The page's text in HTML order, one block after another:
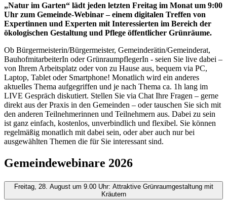
„Natur im Garten“ lädt jeden letzten Freitag im Monat um 9:00
Uhr zum Gemeinde-Webinar – einem digitalen Treffen von
Expertinnen und Experten mit Interessierten im Bereich der
ökologischen Gestaltung und Pflege öffentlicher Grünräume.
Ob Bürgermeisterin/Bürgermeister, Gemeinderätin/Gemeinderat,
BauhofmitarbeiterIn oder GrünraumpflegerIn - seien Sie live dabei –
von Ihrem Arbeitsplatz oder von zu Hause aus, bequem via PC,
Laptop, Tablet oder Smartphone! Monatlich wird ein anderes
aktuelles Thema aufgegriffen und je nach Thema ca. 1h lang im
LIVE Gespräch diskutiert. Stellen Sie via Chat Ihre Fragen – gerne
direkt aus der Praxis in den Gemeinden – oder tauschen Sie sich mit
den anderen Teilnehmerinnen und Teilnehmern aus. Dabei zu sein
ist ganz einfach, kostenlos, unverbindlich und flexibel. Sie können
regelmäßig monatlich mit dabei sein, oder aber auch nur bei
ausgewählten Themen die für Sie interessant sind.
Gemeindewebinare 2026
Freitag, 28. August um 9.00 Uhr: Attraktive Grünraumgestaltung mit
Kräutern